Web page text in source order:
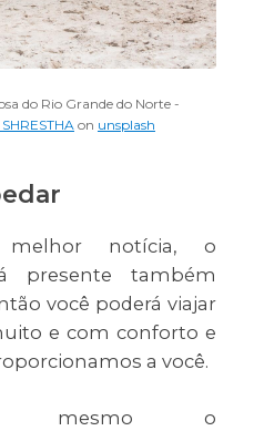
do Rio Grande do Norte -
on unsplash
notícia, o
presente também
você poderá viajar
e com conforto e
a você.
mesmo o